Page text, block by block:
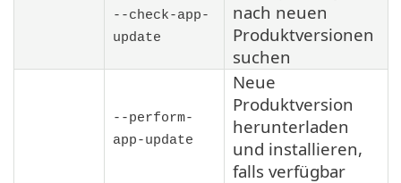
--check-app-
update
nach neuen
Produktversionen
suchen
--perform-
app-update
Neue
Produktversion
herunterladen
und installieren,
falls verfügbar